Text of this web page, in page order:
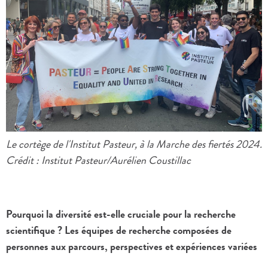
Le cortège de l'Institut Pasteur, à la Marche des fiertés 2024.
Crédit : Institut Pasteur/Aurélien Coustillac
Pourquoi la diversité est-elle cruciale pour la recherche
scientifique ? Les équipes de recherche composées de
personnes aux parcours, perspectives et expériences variées